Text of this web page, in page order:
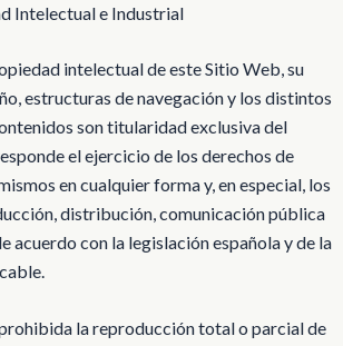
Intelectual e Industrial
intelectual de este Sitio Web, su
estructuras de navegación y los distintos
son titularidad exclusiva del
el ejercicio de los derechos de
en cualquier forma y, en especial, los
distribución, comunicación pública
acuerdo con la legislación española y de la
la reproducción total o parcial de